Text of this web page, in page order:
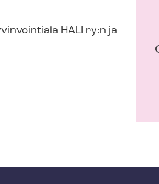
HALI ry:n ja